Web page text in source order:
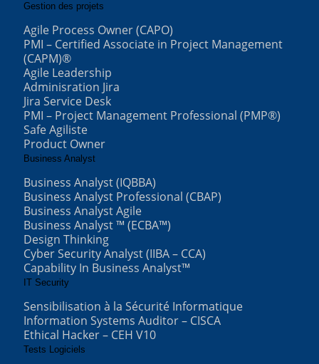
Gestion des projets
Agile Process Owner (CAPO)
PMI – Certified Associate in Project Management
(CAPM)®
Agile Leadership
Adminisration Jira
Jira Service Desk
PMI – Project Management Professional (PMP®)
Safe Agiliste
Product Owner
Business Analyst
Business Analyst (IQBBA)
Business Analyst Professional (CBAP)
Business Analyst Agile
Business Analyst ™ (ECBA™)
Design Thinking
Cyber Security Analyst (IIBA – CCA)
Capability In Business Analyst™
IT Security
Sensibilisation à la Sécurité Informatique
Information Systems Auditor – CISCA
Ethical Hacker – CEH V10
Tests Logiciels